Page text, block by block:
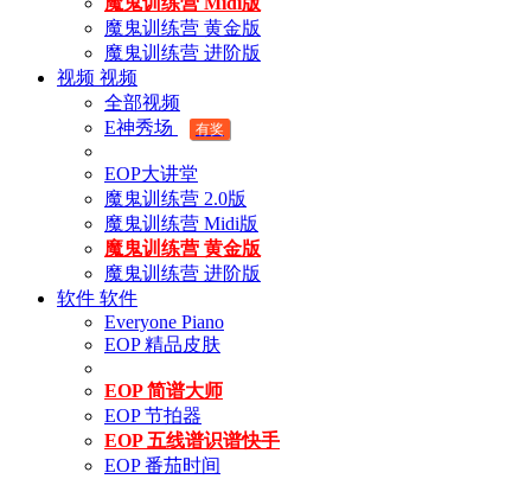
魔鬼训练营 黄金版
魔鬼训练营 进阶版
视频 视频
全部视频
E神秀场
有奖
EOP大讲堂
魔鬼训练营 2.0版
魔鬼训练营 Midi版
魔鬼训练营 黄金版
魔鬼训练营 进阶版
软件 软件
Everyone Piano
EOP 精品皮肤
EOP 简谱大师
EOP 节拍器
EOP 五线谱识谱快手
EOP 番茄时间